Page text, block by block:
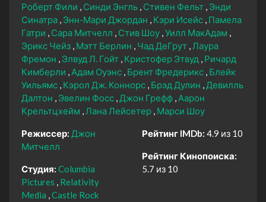
Роберт Фили
Синди Энгль Стивен Фельт Энди
Синатра Энн-Мари Джордан Кэри Исейс Памела
Гатри
Сара Митчелл Стив Шоу Уилл МакАдам
Эрикс Чейз Мэтт Берлин Чад ДеГрут Лаура
Фремон
Элвуд Л. Гойт Кристофер Этвуд
Ричард
Кимберли
Адам Оуэнс Брент Фредерикс Блейк
Уильямс Кэрол Дж. Коннорс Брэд Дулин
Девилль
Далтон
Эвелин Фосс Джон Грефф Аарон
Крельтцхейм
Лана Лейсетер Марси Шоу
Режиссер: Джон
Митчелл
Студия: Columbia
Pictures
Relativity
Media Castle Rock
Рейтинг IMDb: 4.9 из 10
Рейтинг Кинопоиска:
5.7 из 10